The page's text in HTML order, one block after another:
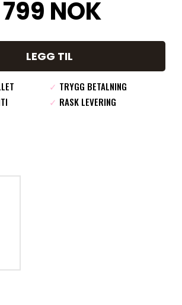
799 NOK
LEGG TIL
✓ TRYGG BETALNING
✓ RASK LEVERING